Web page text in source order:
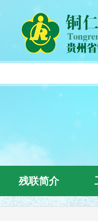
残联简介